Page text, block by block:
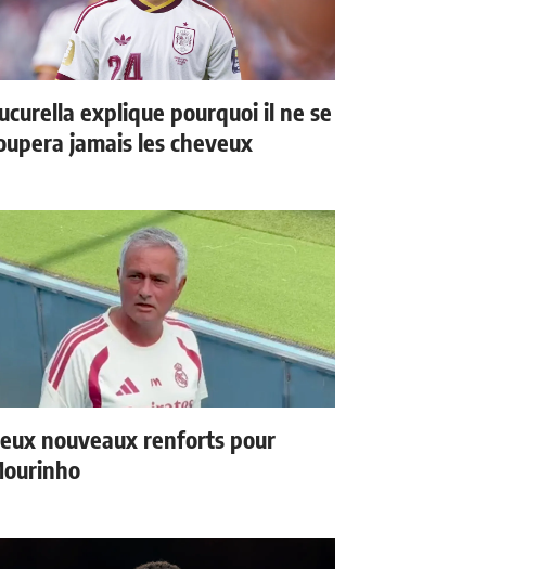
explique pourquoi il ne se
jamais les cheveux
nouveaux renforts pour